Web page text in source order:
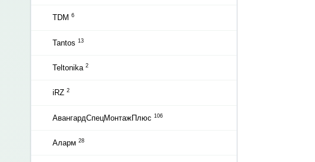
TDM 6
Tantos 13
Teltonika 2
iRZ 2
АвангардСпецМонтажПлюс 106
Аларм 28